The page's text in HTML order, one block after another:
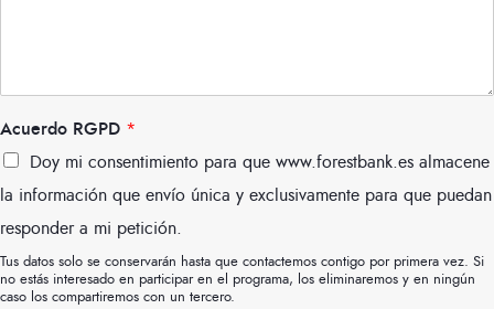
Acuerdo RGPD *
Doy mi consentimiento para que www.forestbank.es almacene
la información que envío única y exclusivamente para que puedan
responder a mi petición.
Tus datos solo se conservarán hasta que contactemos contigo por primera vez. Si
no estás interesado en participar en el programa, los eliminaremos y en ningún
caso los compartiremos con un tercero.